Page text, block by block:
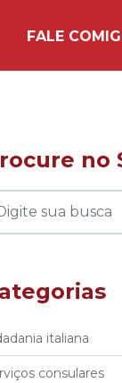
FALE
no
italiana
consulares